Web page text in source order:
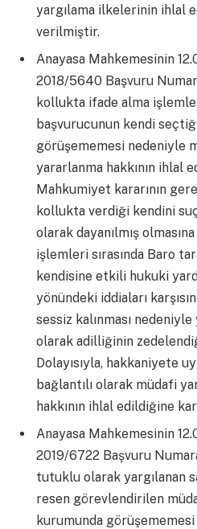
yargılama ilkelerinin ihlal
verilmiştir.
Anayasa Mahkemesinin
2018/5640 Başvuru
kollukta ifade alma
başvurucunun kendi
görüşememesi nedeniyle
yararlanma hakkının ihlal
Mahkumiyet kararının
kollukta verdiği kendini
olarak dayanılmış
işlemleri sırasında Baro
kendisine etkili hukuki
yönündeki iddiaları
sessiz kalınması
olarak adilliğinin
Dolayısıyla, hakkaniyete
bağlantılı olarak müdafi
hakkının ihlal edildiğine
Anayasa Mahkemesinin
2019/6722 Başvuru
tutuklu olarak yargılanan
resen görevlendirilen
kurumunda